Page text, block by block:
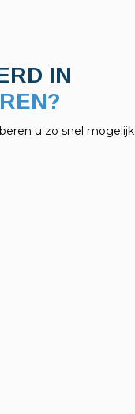
IN
u zo snel mogelijk